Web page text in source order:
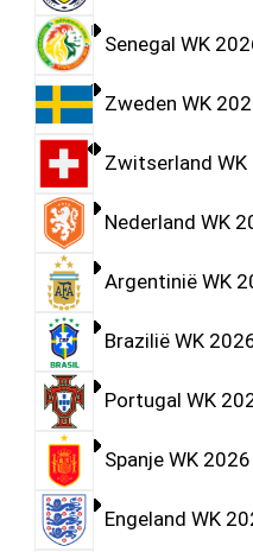
Senegal WK
Zweden WK
Zwitserland
Nederland WK
Argentinië WK
Brazilië WK
Portugal WK
Spanje WK
Engeland WK